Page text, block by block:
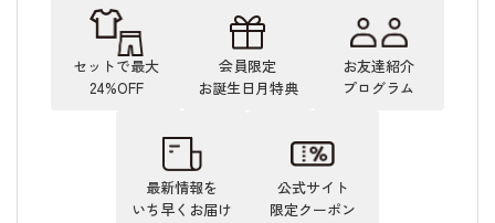
セットで最大
24%OFF
会員限定
お誕生日月特典
お友達紹介
プログラム
最新情報を
いち早くお届け
公式サイト
限定クーポン